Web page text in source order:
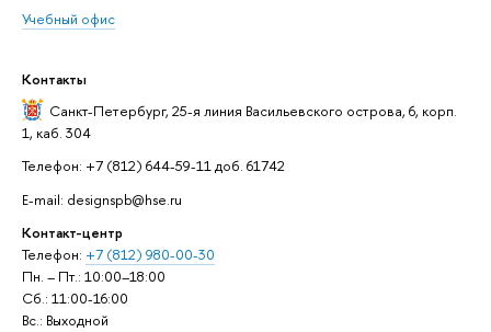
Учебный офис
Контакты
Санкт-Петербург, 25-я линия Васильевского острова, 6, корп.
1, каб. 304
Телефон: +7 (812) 644-59-11 доб. 61742
E-mail: designspb@hse.ru
Контакт-центр
Телефон: +7 (812) 980-00-30
Пн. – Пт.: 10:00–18:00
Сб.: 11:00-16:00
Вс.: Выходной